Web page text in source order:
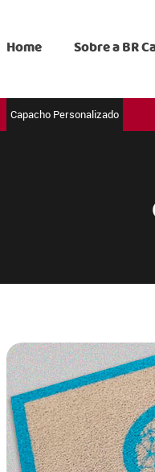
Home Sobre a BR
Capacho Personalizado